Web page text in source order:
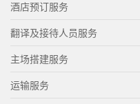
酒店预订服务
翻译及接待人员服务
主场搭建服务
运输服务